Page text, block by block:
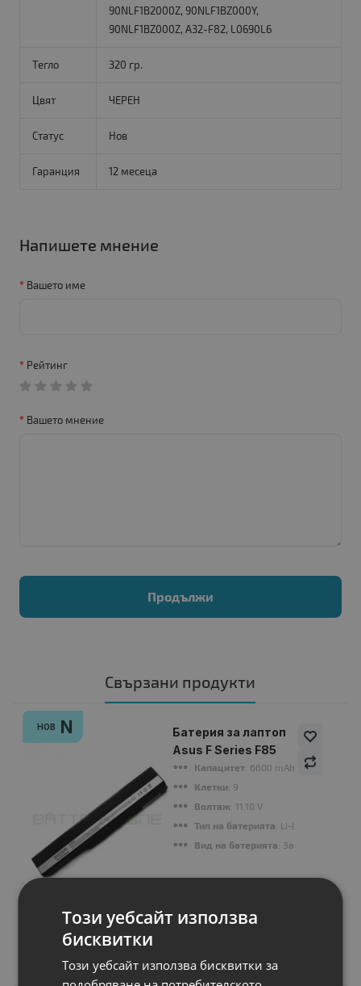
90NLF1B2000Z, 90NLF1BZ000Y,
90NLF1BZ000Z, A32-F82, L0690L6
Тегло 320 гр.
Цвят ЧЕРЕН
Статус Нов
Гаранция 12 месеца
Напишете мнение
Вашето име
Рейтинг
Вашето мнение
Продължи
Свързани продукти
НОВ N
Батерия за лаптоп
Asus F Series F85
Капацитет: 6600 mAh
Клетки: 9
Волтаж: 11.10 V
Тип на батерията: Li-Ion
Вид на батерията: Заместител
44.48 €
Този уебсайт използва
бисквитки
Този уебсайт използва бисквитки за